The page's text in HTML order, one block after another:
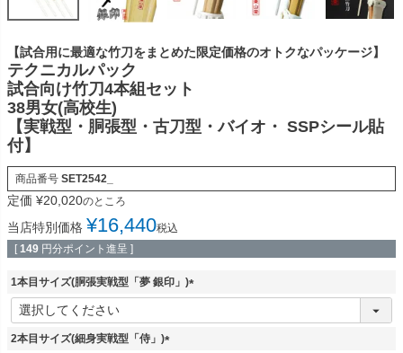
【試合用に最適な竹刀をまとめた限定価格のオトクなパッケージ】
テクニカルパック
試合向け竹刀4本組セット
38男女(高校生)
【実戦型・胴張型・古刀型・バイオ・ SSPシール貼
付】
商品番号 SET2542_
定価 ¥20,020のところ
当店特別価格 ¥16,440税込
[ 149 円分ポイント進呈 ]
1本目サイズ(胴張実戦型「夢 銀印」)
(
2本目サイズ(細身実戦型「侍」)